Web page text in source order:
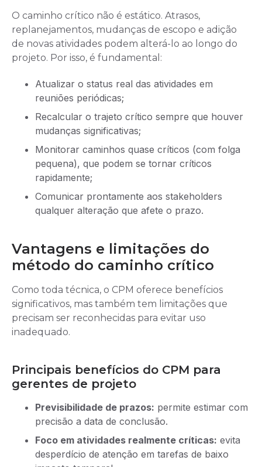
O caminho crítico não é estático. Atrasos,
replanejamentos, mudanças de escopo e adição
de novas atividades podem alterá-lo ao longo do
projeto. Por isso, é fundamental:
Atualizar o status real das atividades em
reuniões periódicas;
Recalcular o trajeto crítico sempre que houver
mudanças significativas;
Monitorar caminhos quase críticos (com folga
pequena), que podem se tornar críticos
rapidamente;
Comunicar prontamente aos stakeholders
qualquer alteração que afete o prazo.
Vantagens e limitações do
método do caminho crítico
Como toda técnica, o CPM oferece benefícios
significativos, mas também tem limitações que
precisam ser reconhecidas para evitar uso
inadequado.
Principais benefícios do CPM para
gerentes de projeto
Previsibilidade de prazos: permite estimar com
precisão a data de conclusão.
Foco em atividades realmente críticas: evita
desperdício de atenção em tarefas de baixo